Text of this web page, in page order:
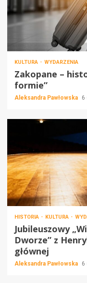
KULTURA WYDARZENIA
Zakopane –
formie”
Aleksandra Pawłowska 6
HISTORIA KULTURA
Jubileuszowy
Dworze” z
głównej
Aleksandra Pawłowska 6